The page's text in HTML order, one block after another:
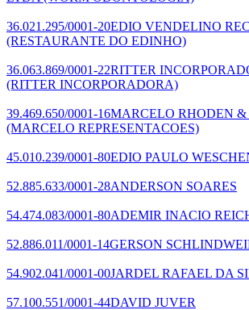
36.021.295/0001-20EDIO VENDELINO
(RESTAURANTE DO EDINHO)
36.063.869/0001-22RITTER
(RITTER INCORPORADORA)
39.469.650/0001-16MARCELO RHODEN
(MARCELO REPRESENTACOES)
45.010.239/0001-80EDIO PAULO
52.885.633/0001-28ANDERSON SOARES
54.474.083/0001-80ADEMIR INACIO
52.886.011/0001-14GERSON
54.902.041/0001-00JARDEL RAFAEL DA
57.100.551/0001-44DAVID JUVER